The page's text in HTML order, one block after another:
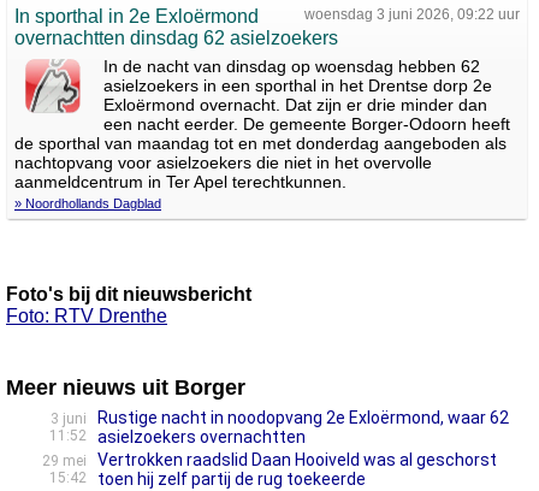
woensdag 3 juni 2026, 09:22 uur
In sporthal in 2e Exloërmond
overnachtten dinsdag 62 asielzoekers
In de nacht van dinsdag op woensdag hebben 62
asielzoekers in een sporthal in het Drentse dorp 2e
Exloërmond overnacht. Dat zijn er drie minder dan
een nacht eerder. De gemeente Borger-Odoorn heeft
de sporthal van maandag tot en met donderdag aangeboden als
nachtopvang voor asielzoekers die niet in het overvolle
aanmeldcentrum in Ter Apel terechtkunnen.
» Noordhollands Dagblad
Foto's bij dit nieuwsbericht
Foto: RTV Drenthe
Meer nieuws uit Borger
3 juni
11:52
Rustige nacht in noodopvang 2e Exloërmond, waar 62
asielzoekers overnachtten
29 mei
15:42
Vertrokken raadslid Daan Hooiveld was al geschorst
toen hij zelf partij de rug toekeerde